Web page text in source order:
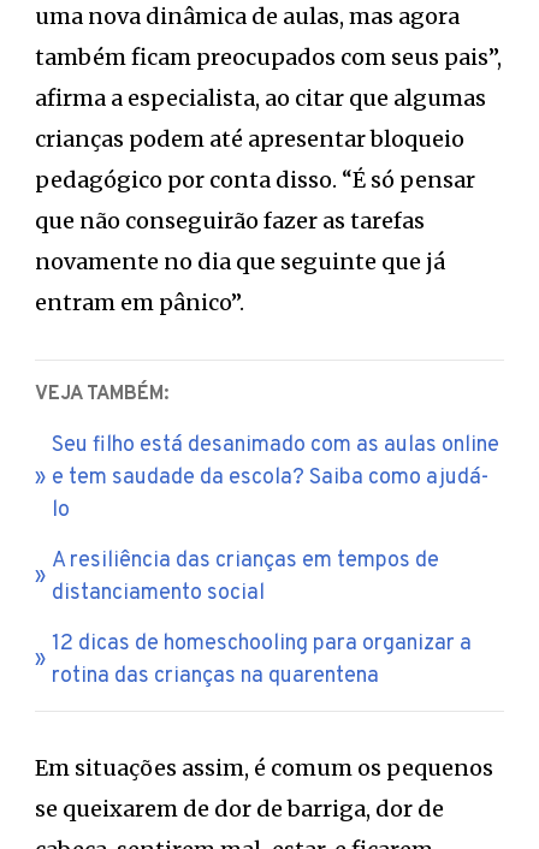
uma nova dinâmica de aulas, mas agora
também ficam preocupados com seus pais”,
afirma a especialista, ao citar que algumas
crianças podem até apresentar bloqueio
pedagógico por conta disso. “É só pensar
que não conseguirão fazer as tarefas
novamente no dia que seguinte que já
entram em pânico”.
VEJA TAMBÉM:
Seu filho está desanimado com as aulas online
e tem saudade da escola? Saiba como ajudá-
lo
A resiliência das crianças em tempos de
distanciamento social
12 dicas de homeschooling para organizar a
rotina das crianças na quarentena
Em situações assim, é comum os pequenos
se queixarem de dor de barriga, dor de